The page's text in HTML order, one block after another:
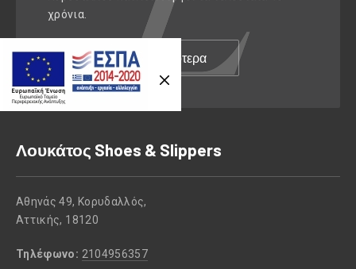
χρόνια.
Διαβάστε περισσότερα
Λουκάτος Shoes & Slippers
Αθηνάς 49, Κορυδαλλός,
Αττικής, 18120
Τηλέφωνο: 2104956357
Previous